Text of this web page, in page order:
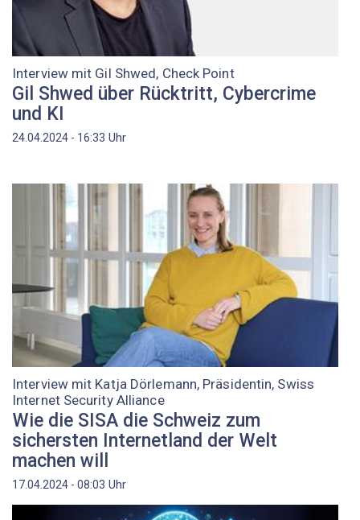
Interview mit Gil Shwed, Check Point
Gil Shwed über Rücktritt, Cybercrime
und KI
24.04.2024 - 16:33 Uhr
Interview mit Katja Dörlemann, Präsidentin, Swiss
Internet Security Alliance
Wie die SISA die Schweiz zum
sichersten Internetland der Welt
machen will
17.04.2024 - 08:03 Uhr